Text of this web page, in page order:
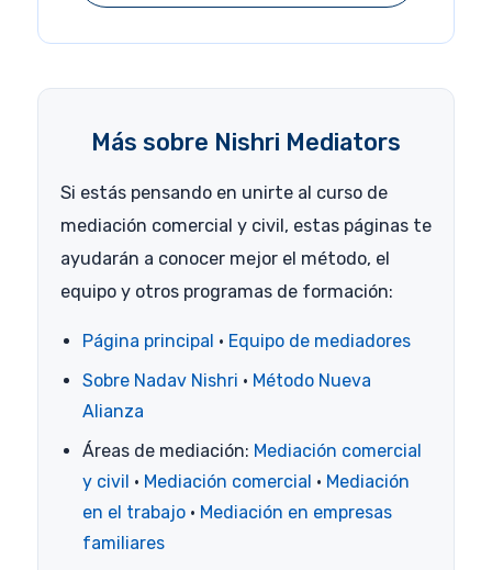
Más sobre Nishri Mediators
Si estás pensando en unirte al curso de
mediación comercial y civil, estas páginas te
ayudarán a conocer mejor el método, el
equipo y otros programas de formación:
Página principal · Equipo de mediadores
Sobre Nadav Nishri · Método Nueva
Alianza
Áreas de mediación: Mediación comercial
y civil · Mediación comercial · Mediación
en el trabajo · Mediación en empresas
familiares